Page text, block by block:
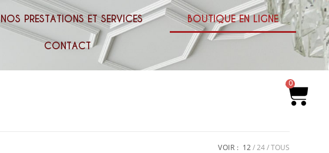
NOS PRESTATIONS ET SERVICES BOUTIQUE EN LIGNE
CONTACT
0
VOIR : 12 24 TOUS